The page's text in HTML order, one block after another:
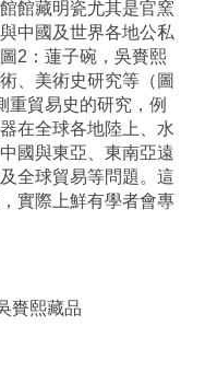
館藏明瓷尤其是官窯
中國及世界各地公私
2：蓮子碗，吳賚熙
、美術史研究等（圖
重貿易史的研究，例
在全球各地陸上、水
國與東亞、東南亞遠
全球貿易等問題。這
實際上鮮有學者會專
賚熙藏品